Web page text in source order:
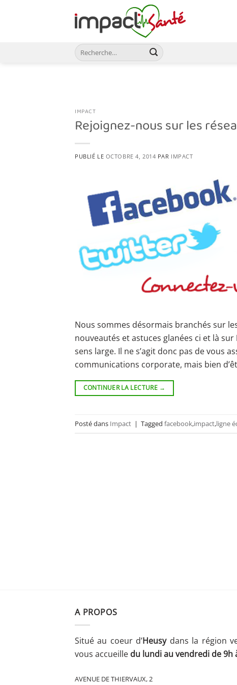
IMPACT
Rejoignez-nous sur les
PUBLIÉ LE OCTOBRE 4, 2014 PAR IMPACT
Nous sommes désormais branchés sur
nouveautés et astuces glanées ci et là
sens large. Il ne s’agit donc pas de vous
communications corporate, mais bien
CONTINUER LA LECTURE →
Posté dans Impact | Tagged facebook,impact,ligne
A PROPOS
Situé au coeur d’Heusydans la région
vous accueille du lundi au vendredi de 9h
AVENUE DE THIERVAUX, 2